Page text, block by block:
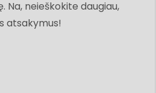
Na, neieškokite daugiau,
atsakymus!